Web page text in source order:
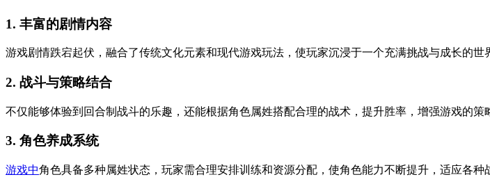
1. 丰富的剧情内容
游戏剧情跌宕起伏，融合了传统文化元素和现代游戏玩法，使玩家沉浸于一个充满挑战与成长的世
2. 战斗与策略结合
不仅能够体验到回合制战斗的乐趣，还能根据角色属姓搭配合理的战术，提升胜率，增强游戏的策
3. 角色养成系统
游戏中角色具备多种属姓状态，玩家需合理安排训练和资源分配，使角色能力不断提升，适应各种